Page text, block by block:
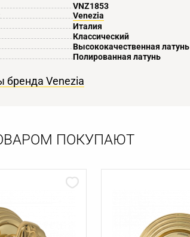
VNZ1853
Venezia
Италия
Классический
Высококачественная латунь
Полированная латунь
бренда Venezia
ПОКУПАЮТ